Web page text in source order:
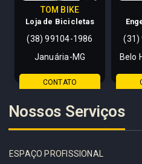
TOM BIKE
Loja de Bicicletas
(38) 99104-1986
Januária-MG
CONTATO
(31)
Belo
Nossos Serviços
ESPAÇO PROFISSIONAL